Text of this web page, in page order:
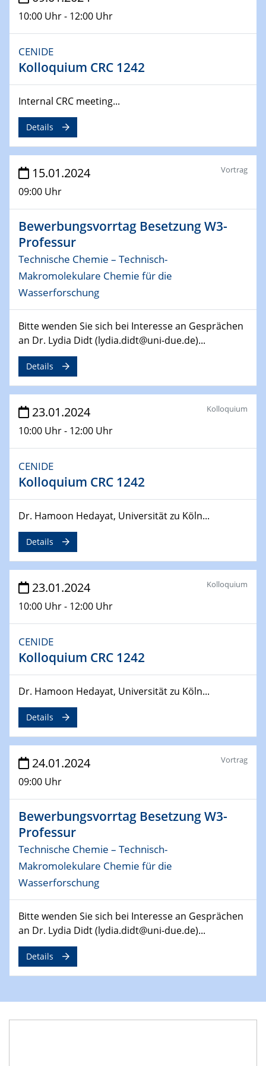
04.02.2024 - 05.02.2024
07.02.2024
Online-Veranstaltung „Verbundprojekte in
Horizont Europa: Ein Überblick“
13.02.2024
Electrocatalysis as a Major Enabling
Technology for Decarbonization
14.02.2024
grünem und erneuerbarem Wasserstoff.
Praxisfall, Projekt Duisburg
14.02.2024 - 16.02.2024
SFB 247
Jahrestreffen
Podcast-Workshop
Online-Kick-Off
06.03.2024
Dynamics of sessile drops in channel flow
ZBT
07.03.2024
Liquid Organic Hydrogen Carriers (LOHC)
ZBT
14.03.2024
Microscope Techniques in Materials
From Micro to Nano Analysis
04.04.2024
CENIDE & WIN Seminar Series on 2D-
Speaker: Jonathan Coleman (Trinity College Dublin)
Brennstoffzellen
15.04.2024
Online Workshop
Ben Gurion University
25.04.2024
CENIDE & WIN Seminar Series on 2D-
MATURE
Speaker: Albert Dato (Harvey Mudd College)
29.04.2024
MAT4HY․NRW
Symposium
30.04.2024
SFB 1242 Kolloquium
"Integrated Quantum Dot Optomechanics"
SFB/TRR 270 Kolloquium
Mikrostruktur-Design in magnetostorischen Materialien
auf Übergang auf
07.05.2024
"Thermal relaxation asymmetry in reversible and driven
10:00 Uhr - 12:00 Uhr
CENIDE
Kolloquium CRC 1242
Internal CRC meeting...
Details
15.01.2024
09:00 Uhr
Vortrag
Bewerbungsvorrtag Besetzung W3-
Professur
Technische Chemie – Technisch-
Makromolekulare Chemie für die
Wasserforschung
Bitte wenden Sie sich bei Interesse an Gesprächen
an Dr. Lydia Didt (lydia.didt@uni-due.de)...
Details
23.01.2024
10:00 Uhr - 12:00 Uhr
Kolloquium
CENIDE
Kolloquium CRC 1242
Dr. Hamoon Hedayat, Universität zu Köln...
Details
23.01.2024
10:00 Uhr - 12:00 Uhr
Kolloquium
CENIDE
Kolloquium CRC 1242
Dr. Hamoon Hedayat, Universität zu Köln...
Details
24.01.2024
09:00 Uhr
Vortrag
Bewerbungsvorrtag Besetzung W3-
Professur
Technische Chemie – Technisch-
Makromolekulare Chemie für die
Wasserforschung
Bitte wenden Sie sich bei Interesse an Gesprächen
an Dr. Lydia Didt (lydia.didt@uni-due.de)...
Details